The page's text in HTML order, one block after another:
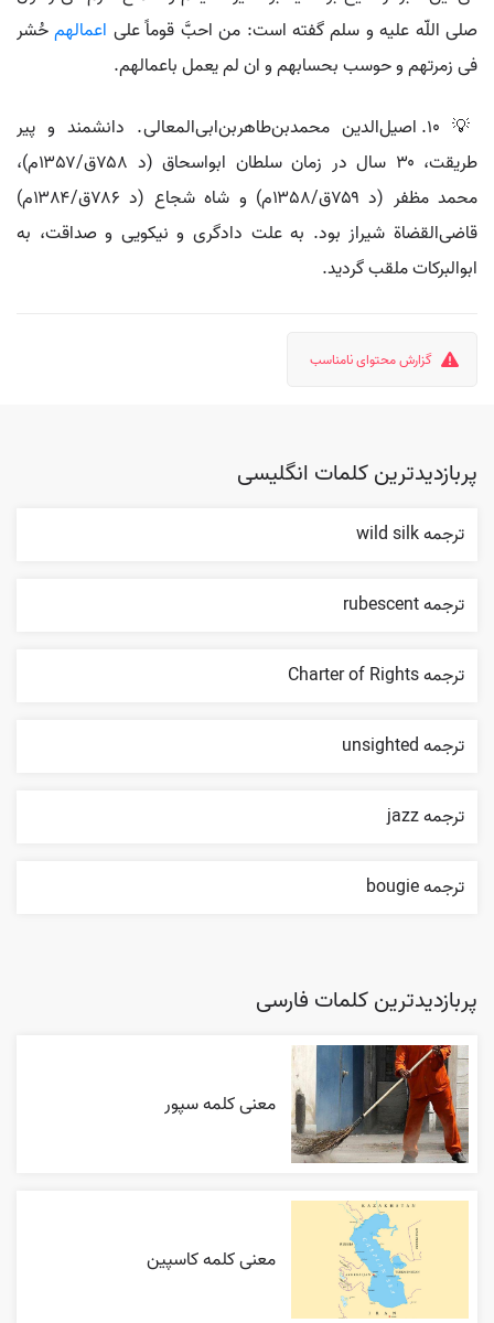
صلی اللّه علیه و سلم گفته است: من احبَّ قوماً علی اعمالهمحُشر
فی زمرتهم و حوسب بحسابهم و ان لم یعمل باعمالهم.
💡 ۱۰. اصیل‌الدین محمدبن‌طاهربن‌ابی‌المعالی. دانشمند و پیر
طریقت، ۳۰ سال در زمان سلطان ابواسحاق (د ۷۵۸ق/۱۳۵۷م)،
محمد مظفر (د ۷۵۹ق/۱۳۵۸م) و شاه شجاع (د ۷۸۶ق/۱۳۸۴م)
قاضی‌القضاة شیراز بود. به علت دادگری و نیکویی و صداقت، به
ابوالبرکات ملقب گردید.
گزارش محتوای نامناسب
پربازدیدترین کلمات انگلیسی
ترجمه wild silk
ترجمه rubescent
ترجمه Charter of Rights
ترجمه unsighted
ترجمه jazz
ترجمه bougie
پربازدیدترین کلمات فارسی
معنی کلمه سپور
معنی کلمه کاسپین